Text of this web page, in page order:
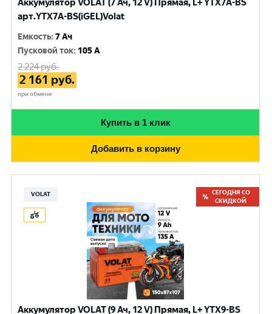
Аккумулятор VOLAT (7 Ач, 12 V) Прямая, L+ YTX7A-BS
арт.YTX7A-BS(iGEL)Volat
Емкость:7 Ач
Пусковой ток: 105 A
2 224руб.
2 161 руб.
при обмене
Купить в 1 клик
Добавить в корзину
VOLAT
СЕГОДНЯ СО
СКИДКОЙ
Аккумулятор VOLAT (9 Ач, 12 V) Прямая, L+ YTX9-BS